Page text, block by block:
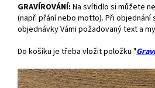
GRAVÍROVÁNÍ: Na svítidlo si můžete
(např. přání nebo motto). Při
objednávky Vámi požadovaný text a
Do košíku je třeba vložit položku "